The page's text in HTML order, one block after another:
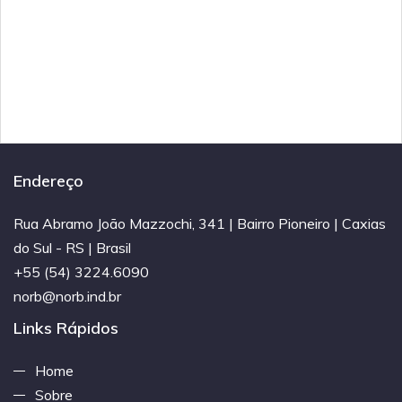
Endereço
Rua Abramo João Mazzochi, 341 | Bairro Pioneiro | Caxias
do Sul - RS | Brasil
+55 (54) 3224.6090
norb@norb.ind.br
Links Rápidos
Home
Sobre